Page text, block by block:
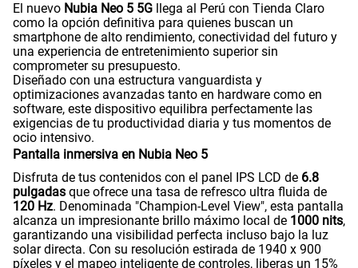
El nuevo Nubia Neo 5 5G llega al Perú con Tienda Claro
como la opción definitiva para quienes buscan un
smartphone de alto rendimiento, conectividad del futuro y
una experiencia de entretenimiento superior sin
comprometer su presupuesto.
Diseñado con una estructura vanguardista y
optimizaciones avanzadas tanto en hardware como en
software, este dispositivo equilibra perfectamente las
exigencias de tu productividad diaria y tus momentos de
ocio intensivo.
Pantalla inmersiva en Nubia Neo 5
Disfruta de tus contenidos con el panel IPS LCD de 6.8
pulgadas que ofrece una tasa de refresco ultra fluida de
120 Hz. Denominada "Champion-Level View", esta pantalla
alcanza un impresionante brillo máximo local de 1000 nits,
garantizando una visibilidad perfecta incluso bajo la luz
solar directa. Con su resolución estirada de 1940 x 900
píxeles y el mapeo inteligente de controles, liberas un 15%